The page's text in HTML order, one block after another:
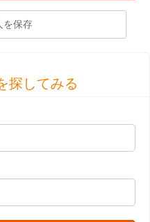
探してみる